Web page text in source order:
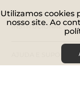
INSTITUCIONAL
Utilizamos cookies
nosso site. Ao